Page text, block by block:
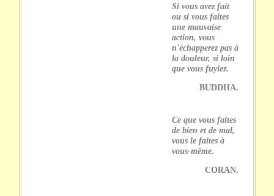
Si vous avez fait
ou si vous faites
une mauvaise
action, vous
n'échapperez pas à
la douleur, si loin
que vous fuyiez.
BUDDHA.
Ce que vous faites
de bien et de mal,
vous le faites à
vous-même.
CORAN.